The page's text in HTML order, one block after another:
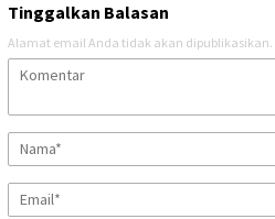
Tinggalkan Balasan
Alamat email Anda tidak akan dipublikasikan.